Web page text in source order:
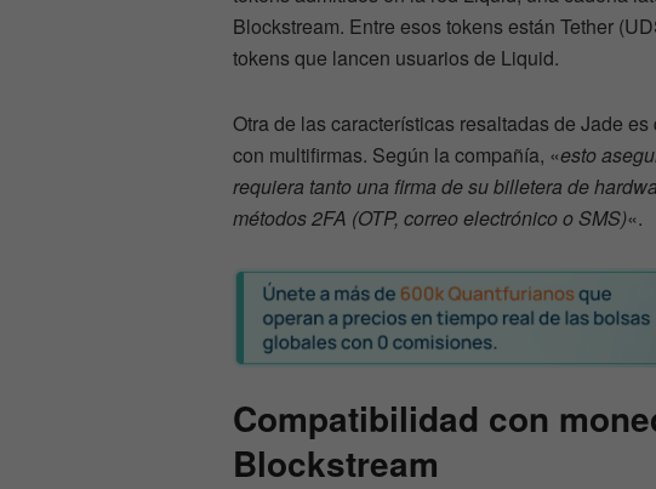
Blockstream. Entre esos tokens están Tether
tokens que lancen usuarios de Liquid.
Otra de las características resaltadas de Jade
con multifirmas. Según la compañía, «esto
requiera tanto una firma de su billetera de
métodos 2FA (OTP, correo electrónico o SMS)«.
Compatibilidad con
Blockstream